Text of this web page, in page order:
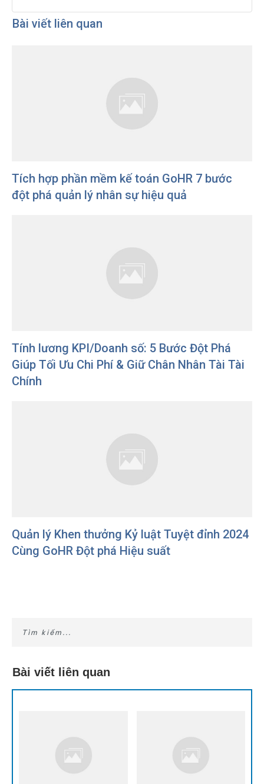
Bài viết liên quan
Tích hợp phần mềm kế toán GoHR 7 bước
đột phá quản lý nhân sự hiệu quả
Tính lương KPI/Doanh số: 5 Bước Đột Phá
Giúp Tối Ưu Chi Phí & Giữ Chân Nhân Tài Tài
Chính
Quản lý Khen thưởng Kỷ luật Tuyệt đỉnh 2024
Cùng GoHR Đột phá Hiệu suất
Bài viết liên quan